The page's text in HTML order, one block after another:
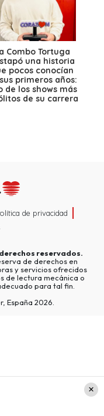
Combo Tortuga
una historia
pocos conocían
primeros años:
de los shows más
de su carrera
de privacidad
reservados.
de derechos en
y servicios ofrecidos
de lectura mecánica o
para tal fin.
España 2026.